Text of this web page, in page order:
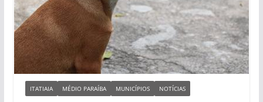
ITATIAIA MÉDIO PARAÍBA MUNICÍPIOS NOTÍCIAS